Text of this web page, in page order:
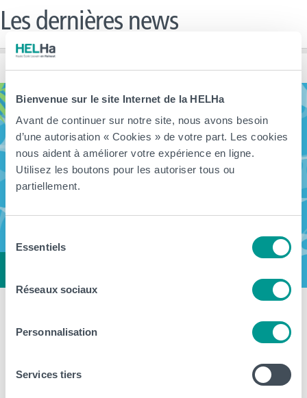
Bienvenue sur le site Internet de la HELHa
Avant de continuer sur notre site, nous avons besoin
d’une autorisation « Cookies » de votre part. Les cookies
nous aident à améliorer votre expérience en ligne.
Utilisez les boutons pour les autoriser tous ou
partiellement.
du Essentiels
Réseaux sociaux
Personnalisation
Services tiers
Les dernières news
Fermeture estivale de notre Haute
prochain